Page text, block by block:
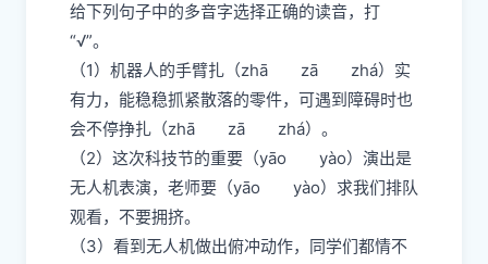
给下列句子中的多音字选择正确的读音，打
“√”。
（1）机器人的手臂扎（zhā zā zhá）实
有力，能稳稳抓紧散落的零件，可遇到障碍时也
会不停挣扎（zhā zā zhá）。
（2）这次科技节的重要（yāo yào）演出是
无人机表演，老师要（yāo yào）求我们排队
观看，不要拥挤。
（3）看到无人机做出俯冲动作，同学们都情不